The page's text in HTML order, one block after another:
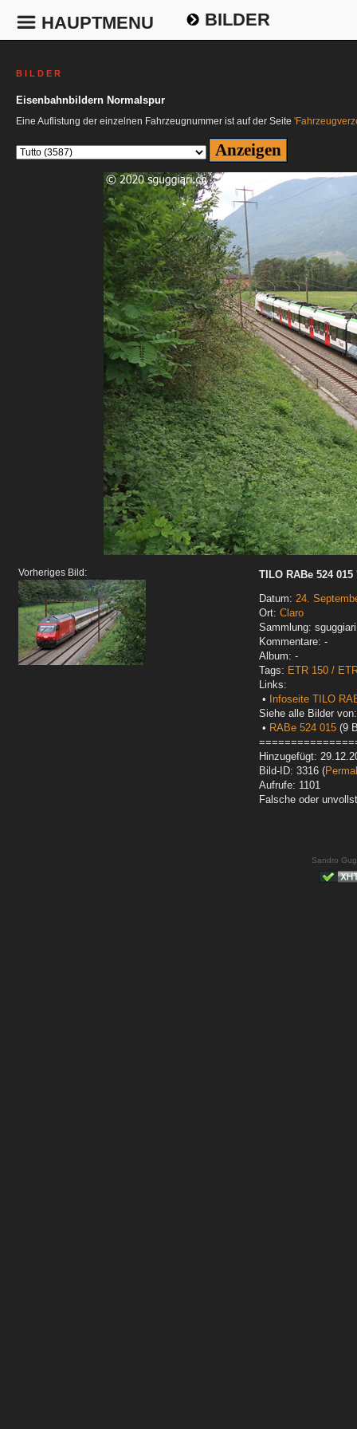
HAUPTMENU BILDER
B I L D E R
Eisenbahnbildern Normalspur
Eine Auflistung der einzelnen Fahrzeugnummer ist auf der Seite
Vorheriges Bild:
TILO RABe 524
Datum: 24.
Ort: Claro
Sammlung:
Kommentare: -
Album: -
Tags: ETR 150 /
Links:
•
Infoseite TILO
Siehe alle Bilder von:
• RABe 524 015 (9
Hinzugefügt:
Bild-ID: 3316 (
Aufrufe: 1101
Falsche oder
Sandro